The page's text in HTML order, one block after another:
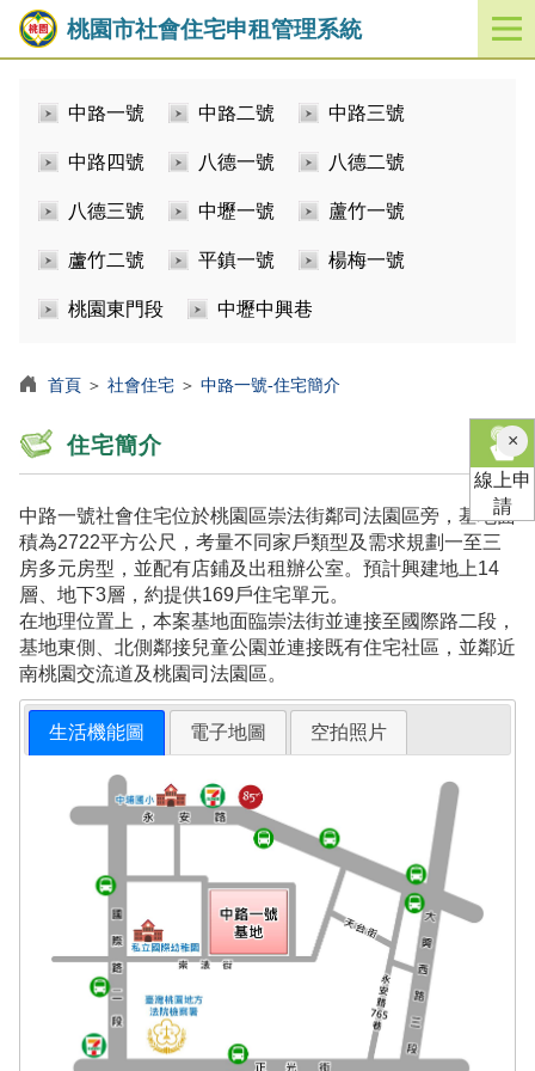
桃園市社會住宅申租管理系統
開
啟
中路一號 中路二號 中路三號
中路四號 八德一號 八德二號
八德三號 中壢一號 蘆竹一號
蘆竹二號 平鎮一號 楊梅一號
桃園東門段 中壢中興巷
首頁 ＞ 社會住宅 ＞ 中路一號-住宅簡介
住宅簡介
中路一號社會住宅位於桃園區崇法街鄰司法園區旁，基地面
積為2722平方公尺，考量不同家戶類型及需求規劃一至三
房多元房型，並配有店鋪及出租辦公室。預計興建地上14
層、地下3層，約提供169戶住宅單元。
在地理位置上，本案基地面臨崇法街並連接至國際路二段，
基地東側、北側鄰接兒童公園並連接既有住宅社區，並鄰近
南桃園交流道及桃園司法園區。
生活機能圖 電子地圖 空拍照片
×關
閉
線上申
請